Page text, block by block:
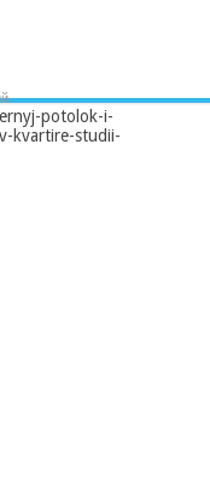
potolok-i-
kvartire-studii-